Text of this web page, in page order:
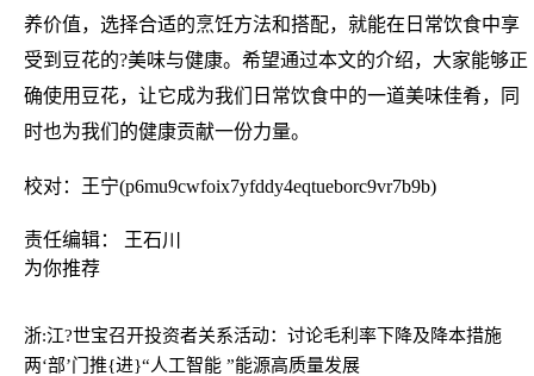
养价值，选择合适的烹饪方法和搭配，就能在日常饮食中享
受到豆花的?美味与健康。希望通过本文的介绍，大家能够正
确使用豆花，让它成为我们日常饮食中的一道美味佳肴，同
时也为我们的健康贡献一份力量。
校对：王宁(p6mu9cwfoix7yfddy4eqtueborc9vr7b9b)
责任编辑： 王石川
为你推荐
浙:江?世宝召开投资者关系活动：讨论毛利率下降及降本措施
两‘部’门推{进}“人工智能 ”能源高质量发展